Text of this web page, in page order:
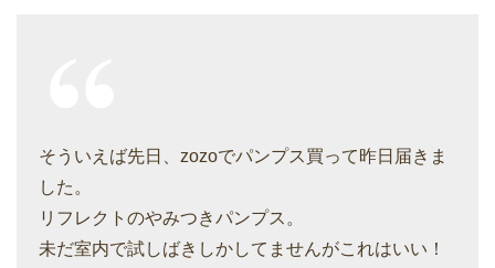
そういえば先日、zozoでパンプス買って昨日届きま
した。
リフレクトのやみつきパンプス。
未だ室内で試しばきしかしてませんがこれはいい！